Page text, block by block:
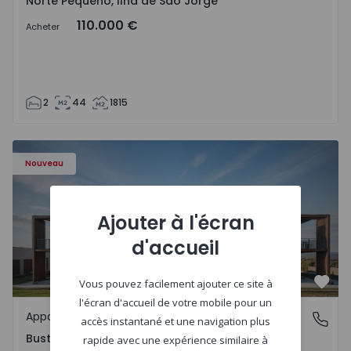
Acheter 110.000 €
2 44 1815
Nouveau
Appartement T3 Oliveira do Bairro, Bustos, Troviscal e
Bustos, Troviscal e Mamarrosa, Aveiro
Appartement
Bustos, Troviscal e Mamarrosa, Aveiro
Ajouter à l'écran
d'accueil
Vous pouvez facilement ajouter ce site à
l'écran d'accueil de votre mobile pour un
accès instantané et une navigation plus
rapide avec une expérience similaire à